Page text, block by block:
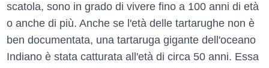
scatola, sono in grado di vivere fino a 100 anni di età
o anche di più. Anche se l'età delle tartarughe non è
ben documentata, una tartaruga gigante dell'oceano
Indiano è stata catturata all'età di circa 50 anni. Essa